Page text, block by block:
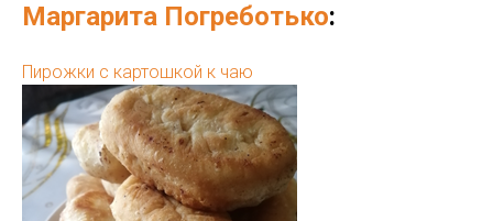
Маргарита Погреботько:
Пирожки с картошкой к чаю